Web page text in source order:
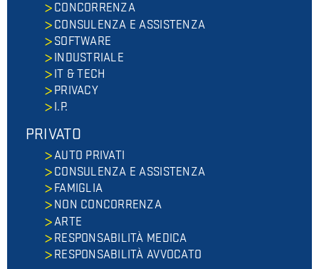
CONCORRENZA
CONSULENZA E ASSISTENZA
SOFTWARE
INDUSTRIALE
IT & TECH
PRIVACY
I.P.
PRIVATO
AUTO PRIVATI
CONSULENZA E ASSISTENZA
FAMIGLIA
NON CONCORRENZA
ARTE
RESPONSABILITÀ MEDICA
RESPONSABILITÀ AVVOCATO